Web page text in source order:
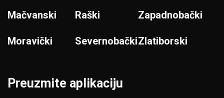
Mačvanski
Moravički
Raški
Severnobački
Zapadnobački
Zlatiborski
Preuzmite aplikaciju